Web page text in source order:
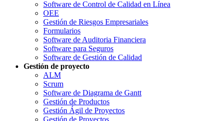
Software de Control de Calidad en Línea
OEE
Gestión de Riesgos Empresariales
Formularios
Software de Auditoria Financiera
Software para Seguros
Software de Gestión de Calidad
Gestión de proyecto
ALM
Scrum
Software de Diagrama de Gantt
Gestión de Productos
Gestión Ágil de Proyectos
Gestión de Proyectos